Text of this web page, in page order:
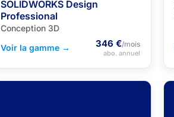
SOLIDWORKS Design
Professional
Conception 3D
Voir la gamme →
346 €/mois
abo. annuel